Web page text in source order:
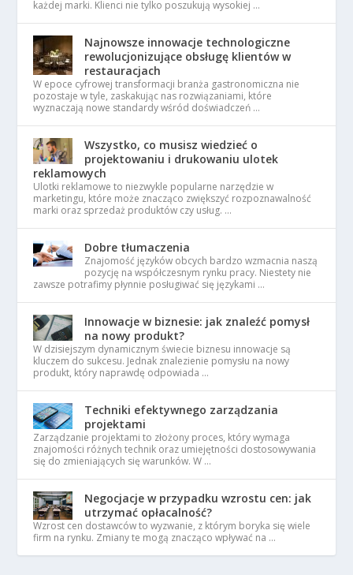
każdej marki. Klienci nie tylko poszukują wysokiej …
Najnowsze innowacje technologiczne
rewolucjonizujące obsługę klientów w
restauracjach
W epoce cyfrowej transformacji branża gastronomiczna nie
pozostaje w tyle, zaskakując nas rozwiązaniami, które
wyznaczają nowe standardy wśród doświadczeń …
Wszystko, co musisz wiedzieć o
projektowaniu i drukowaniu ulotek
reklamowych
Ulotki reklamowe to niezwykle popularne narzędzie w
marketingu, które może znacząco zwiększyć rozpoznawalność
marki oraz sprzedaż produktów czy usług. …
Dobre tłumaczenia
Znajomość języków obcych bardzo wzmacnia naszą
pozycję na współczesnym rynku pracy. Niestety nie
zawsze potrafimy płynnie posługiwać się językami …
Innowacje w biznesie: jak znaleźć pomysł
na nowy produkt?
W dzisiejszym dynamicznym świecie biznesu innowacje są
kluczem do sukcesu. Jednak znalezienie pomysłu na nowy
produkt, który naprawdę odpowiada …
Techniki efektywnego zarządzania
projektami
Zarządzanie projektami to złożony proces, który wymaga
znajomości różnych technik oraz umiejętności dostosowywania
się do zmieniających się warunków. W …
Negocjacje w przypadku wzrostu cen: jak
utrzymać opłacalność?
Wzrost cen dostawców to wyzwanie, z którym boryka się wiele
firm na rynku. Zmiany te mogą znacząco wpływać na …